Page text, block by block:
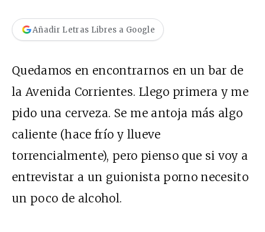
Añadir Letras Libres a Google
Quedamos en encontrarnos en un bar de
la Avenida Corrientes. Llego primera y me
pido una cerveza. Se me antoja más algo
caliente (hace frío y llueve
torrencialmente), pero pienso que si voy a
entrevistar a un guionista porno necesito
un poco de alcohol.